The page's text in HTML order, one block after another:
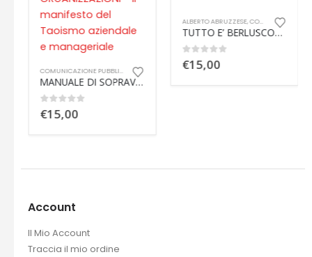
COMUNICAZIONE PUBBLICA E SOCIALE VANH RHOPA
MANUALE DI SOPRAVVIVENZA NELLE ORGANIZZAZIONI – Il manifesto del Taoismo aziendale e manageriale
0out of 5
€15,00
ALBERTO ABRUZZESE,COMUNICAZIONE PUBBLICA E SOCIALE
TUTTO E’ BERLUSCONI – Radici, metafore e destinazione del tempo nuovo.
0out of 5
€15,00
Account
Il Mio Account
Traccia il mio ordine